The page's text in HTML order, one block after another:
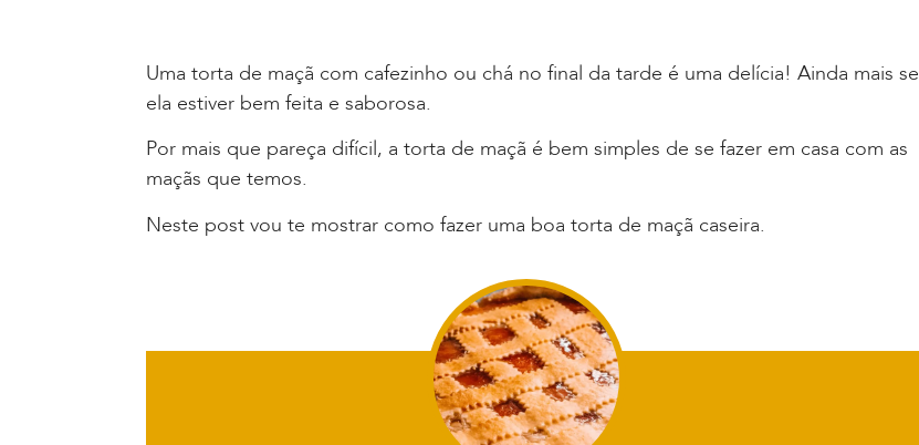
Uma torta de maçã com cafezinho ou chá no final da tarde é uma delícia! Ainda mais se
ela estiver bem feita e saborosa.
Por mais que pareça difícil, a torta de maçã é bem simples de se fazer em casa com as
maçãs que temos.
Neste post vou te mostrar como fazer uma boa torta de maçã caseira.